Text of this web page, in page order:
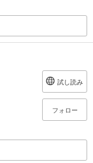
試し読み
フォロー